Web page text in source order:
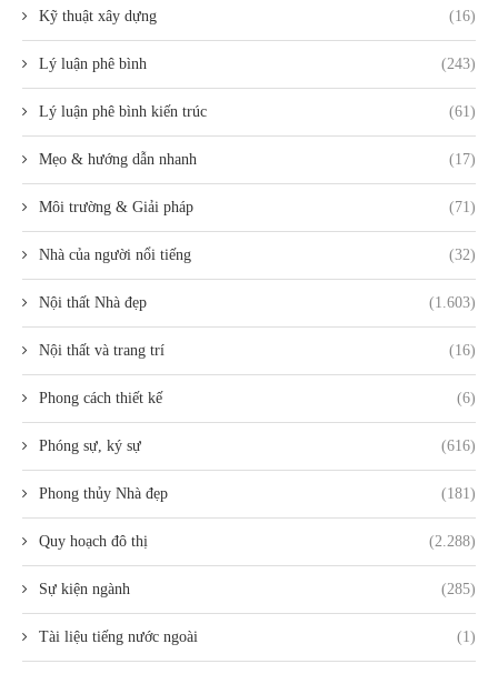
Kỹ thuật xây dựng (16)
Lý luận phê bình (243)
Lý luận phê bình kiến trúc (61)
Mẹo & hướng dẫn nhanh (17)
Môi trường & Giải pháp (71)
Nhà của người nổi tiếng (32)
Nội thất Nhà đẹp (1.603)
Nội thất và trang trí (16)
Phong cách thiết kế (6)
Phóng sự, ký sự (616)
Phong thủy Nhà đẹp (181)
Quy hoạch đô thị (2.288)
Sự kiện ngành (285)
Tài liệu tiếng nước ngoài (1)